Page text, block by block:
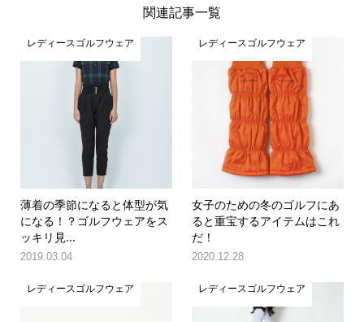
関連記事一覧
レディースゴルフウェア
薄着の季節になると体型が気
になる！？ゴルフウェアをス
ッキリ見...
2019.03.04
レディースゴルフウェア
女子のための冬のゴルフにあ
ると重宝するアイテムはこれ
だ！
2020.12.28
レディースゴルフウェア レディースゴルフウェア